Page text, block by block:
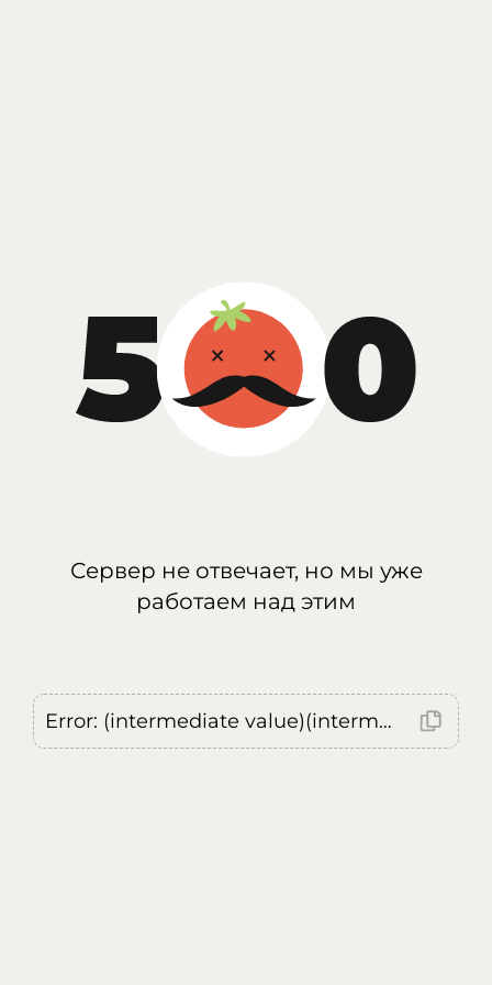
Сервер не отвечает, но мы уже
работаем над этим
Error: (intermediate value)(intermediate value)(intermediate value).replaceAll is not a function